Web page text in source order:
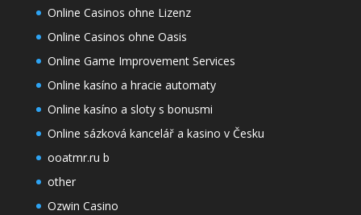
Online Casinos ohne Lizenz
Online Casinos ohne Oasis
Online Game Improvement Services
Online kasíno a hracie automaty
Online kasíno a sloty s bonusmi
Online sázková kancelář a kasino v Česku
ooatmr.ru b
other
Ozwin Casino